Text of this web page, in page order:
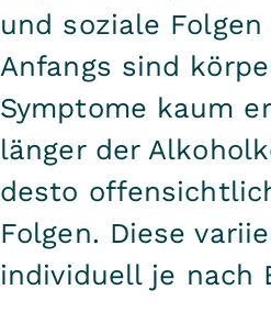
und soziale
Anfangs sind
Symptome kaum
länger der
desto
Folgen. Diese
individuell je nach